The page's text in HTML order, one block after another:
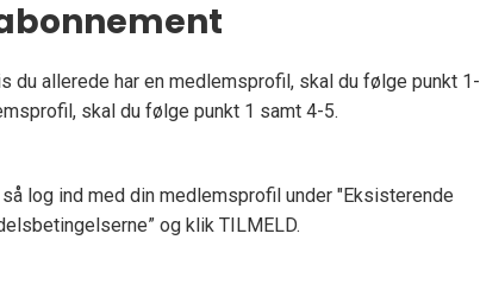
du allerede har en medlemsprofil, skal du følge punkt 1-
skal du følge punkt 1 samt 4-5.
log ind med din medlemsprofil under "Eksisterende
og klik TILMELD.